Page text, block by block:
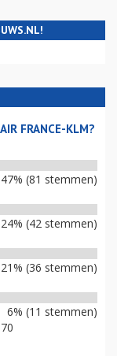
FRANCE-KLM?
47% (81 stemmen)
24% (42 stemmen)
21% (36 stemmen)
6% (11 stemmen)